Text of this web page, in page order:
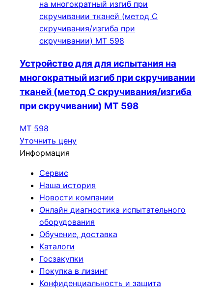
Устройство для для испытания на
многократный изгиб при скручивании
тканей (метод С скручивания/изгиба
при скручивании) МТ 598
МТ 598
Уточнить цену
Информация
Сервис
Наша история
Новости компании
Онлайн диагностика испытательного
оборудования
Обучение, доставка
Каталоги
Госзакупки
Покупка в лизинг
Конфиденциальность и защита